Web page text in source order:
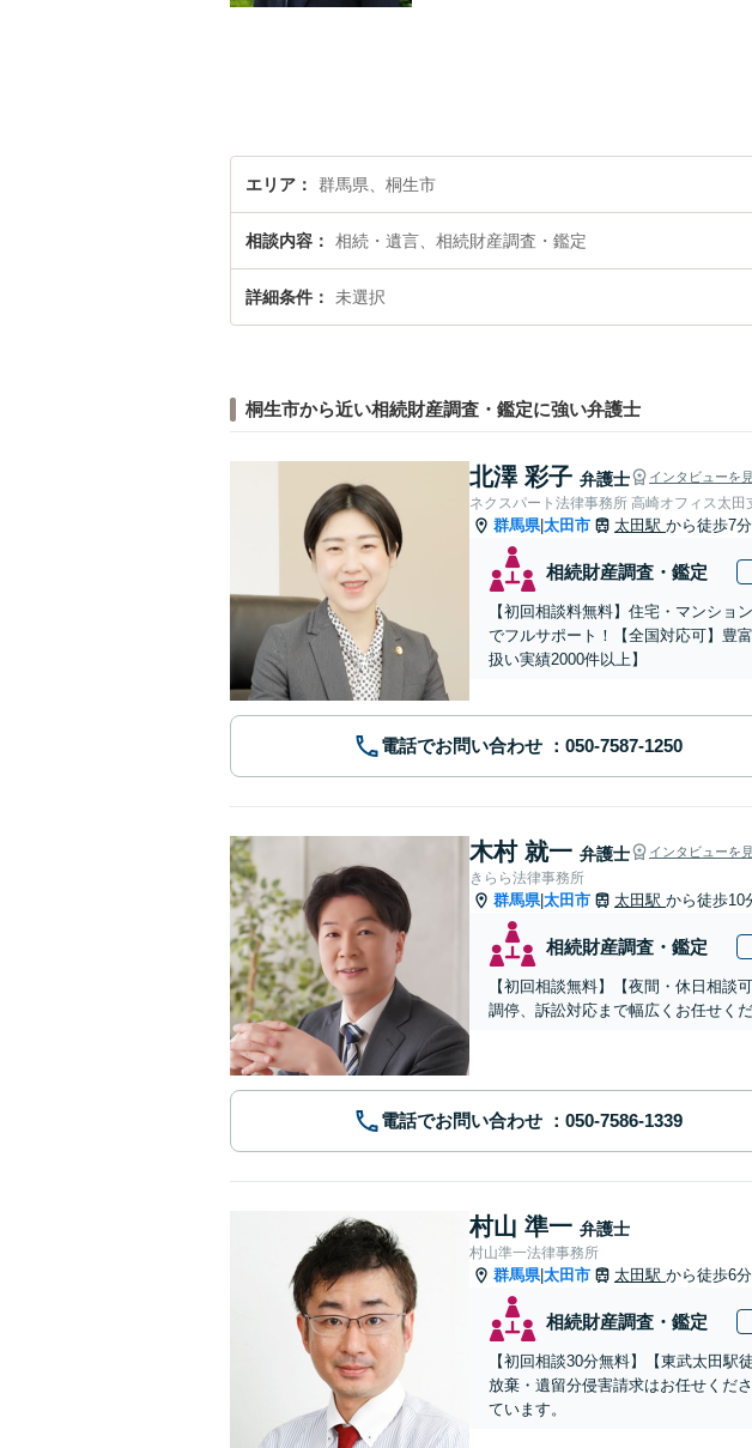
エリア 群馬県、桐生市
相談内容 相続・遺言、相続財産調査・鑑定
詳細条件 未選択
桐生市から近い相続財産調査・鑑定に強い弁護士
北澤 彩子 弁護士 インタビューを
ネクスパート法律事務所 高崎オフィス太田
群馬県|太田市 太田駅 から徒歩7分
相続財産調査・鑑定
【初回相談料無料】住宅・マンショ
でフルサポート！【全国対応可】豊
扱い実績2000件以上】
電話でお問い合わせ
木村 就一 弁護士 インタビューを
きらら法律事務所
群馬県|太田市 太田駅 から徒歩10
相続財産調査・鑑定
【初回相談無料】【夜間・休日相談
調停、訴訟対応まで幅広くお任せく
電話でお問い合わせ
村山 準一 弁護士
村山準一法律事務所
群馬県|太田市 太田駅 から徒歩6分
相続財産調査・鑑定
【初回相談30分無料】【東武太田
放棄・遺留分侵害請求はお任せくだ
ています。